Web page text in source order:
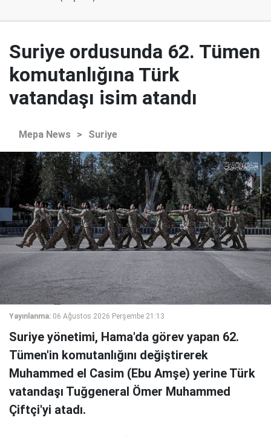
Suriye ordusunda 62. Tümen
komutanlığına Türk
vatandaşı isim atandı
Mepa News > Suriye
Yayınlanma: 06 Ağustos 2026 Perşembe 21:13
Suriye yönetimi, Hama'da görev yapan 62.
Tümen'in komutanlığını değiştirerek
Muhammed el Casim (Ebu Amşe) yerine Türk
vatandaşı Tuğgeneral Ömer Muhammed
Çiftçi'yi atadı.